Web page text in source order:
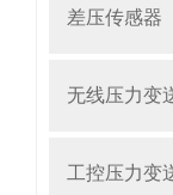
差压传感器
无线压力变
工控压力变